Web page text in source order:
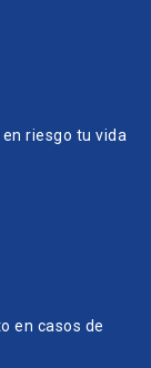
riesgo tu vida
en casos de